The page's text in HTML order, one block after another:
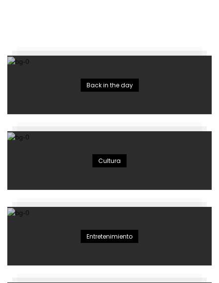
Back in the day
Cultura
Entretenimiento